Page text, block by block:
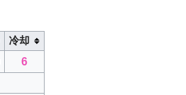
冷却
6